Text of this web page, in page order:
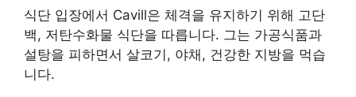
식단 입장에서 Cavill은 체격을 유지하기 위해 고단
백, 저탄수화물 식단을 따릅니다. 그는 가공식품과
설탕을 피하면서 살코기, 야채, 건강한 지방을 먹습
니다.